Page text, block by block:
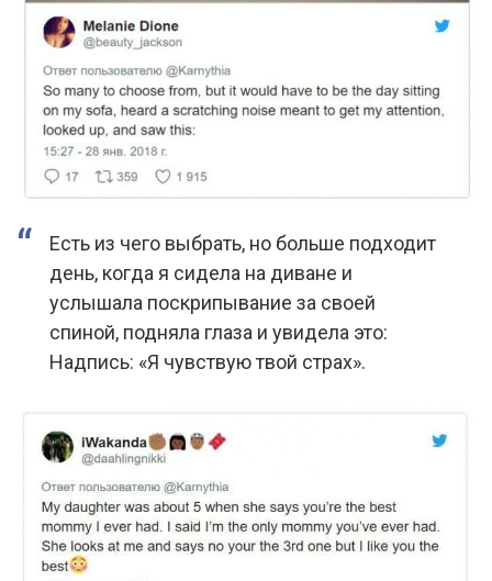
Есть из чего выбрать, но больше подходит
день, когда я сидела на диване и
услышала поскрипывание за своей
спиной, подняла глаза и увидела это:
Надпись: «Я чувствую твой страх».